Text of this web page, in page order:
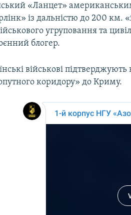
«Ланцет»
із дальністю до 200
угруповання та
блогер.
військові
коридору» до Криму.